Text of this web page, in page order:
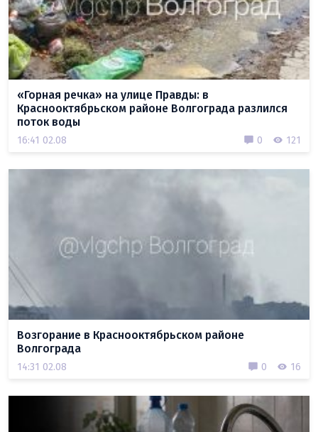
«Горная речка» на улице Правды: в
Краснооктябрьском районе Волгограда разлился
поток воды
16:41 02.08 0 121
Возгорание в Краснооктябрьском районе
Волгограда
14:31 02.08 0 16